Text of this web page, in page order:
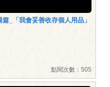
_「我會妥善收存個人用品」
點閱次數：505